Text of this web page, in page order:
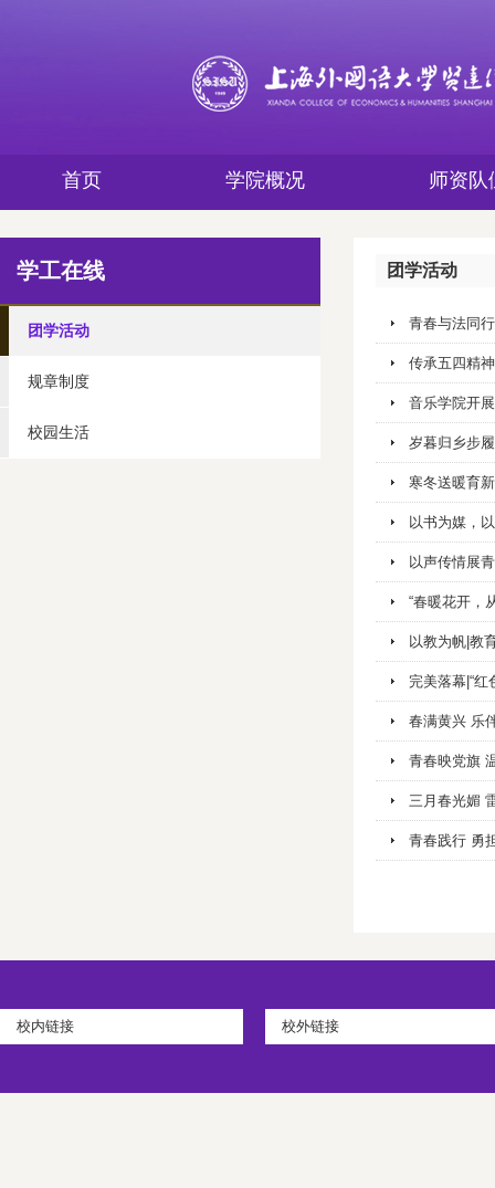
首页 学院概况 师资队
学工在线
团学活动
规章制度
校园生活
团学活动
青春与法同
传承五四精
音乐学院开
岁暮归乡步
寒冬送暖育
以书为媒，
以声传情展
“春暖花开，
以教为帆|教
完美落幕|“
春满黄兴 乐
青春映党旗
三月春光媚
青春践行 勇
校内链接 校外链接